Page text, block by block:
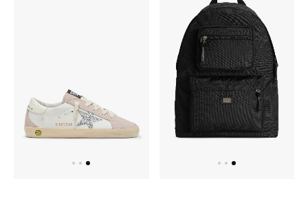
ركن أناقة المنتجعات
هدايا للأطفال
تشكيلة مستلزمات الأطفال
مستلزمات الأطفال الرضع